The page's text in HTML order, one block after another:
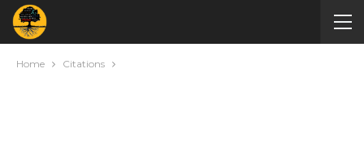
Home Citations